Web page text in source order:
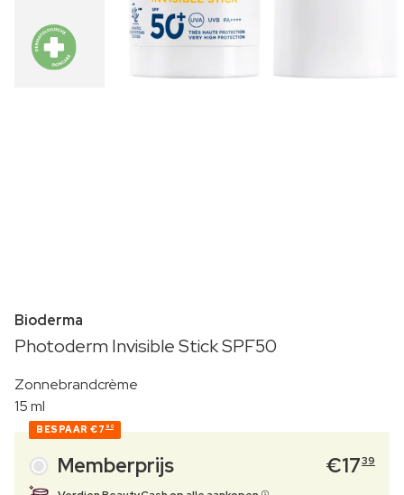
Bioderma
Photoderm Invisible Stick SPF50
Zonnebrandcrème
15 ml
BESPAAR €7 90
Memberprijs €1739